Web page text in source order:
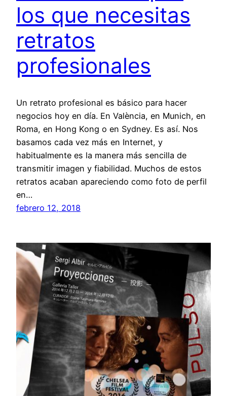
los que necesitas
retratos
profesionales
Un retrato profesional es básico para hacer
negocios hoy en día. En València, en Munich, en
Roma, en Hong Kong o en Sydney. Es así. Nos
basamos cada vez más en Internet, y
habitualmente es la manera más sencilla de
transmitir imagen y fiabilidad. Muchos de estos
retratos acaban apareciendo como foto de perfil
en…
febrero 12, 2018